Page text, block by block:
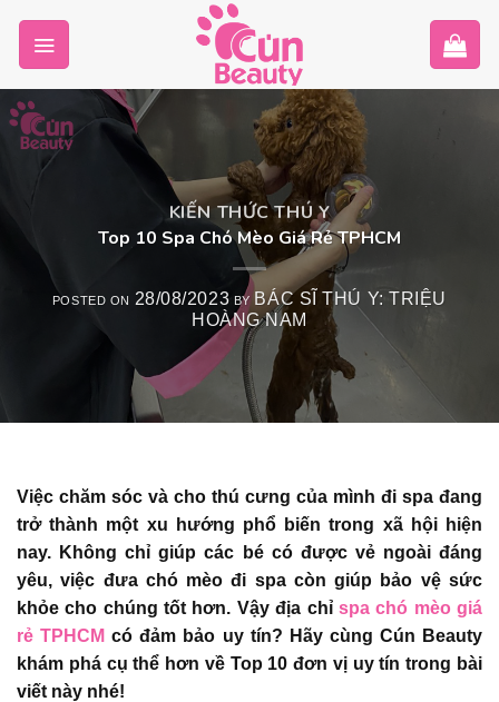
content
KIẾN THỨC THÚ Y
Top 10 Spa Chó Mèo Giá Rẻ TPHCM
POSTED ON 28/08/2023 BY BÁC SĨ THÚ Y: TRIỆU
HOÀNG NAM
Việc chăm sóc và cho thú cưng của mình đi spa đang
trở thành một xu hướng phổ biến trong xã hội hiện
nay. Không chỉ giúp các bé có được vẻ ngoài đáng
yêu, việc đưa chó mèo đi spa còn giúp bảo vệ sức
khỏe cho chúng tốt hơn. Vậy địa chỉ spa chó mèo giá
rẻ TPHCM có đảm bảo uy tín? Hãy cùng Cún Beauty
khám phá cụ thể hơn về Top 10 đơn vị uy tín trong bài
viết này nhé!